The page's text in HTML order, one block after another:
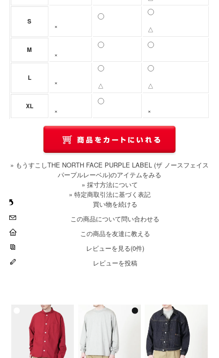
» 採寸方法について
» 特定商取引法に基づく表記
買い物を続ける
この商品について問い合わせる
この商品を友達に教える
レビューを見る(0件)
レビューを投稿
S
× △
M
×
L
× △ △
XL
× ×
» もうすこしTHE NORTH FACE PURPLE LABEL (ザ ノースフェイス
パープルレーベル)のアイテムをみる